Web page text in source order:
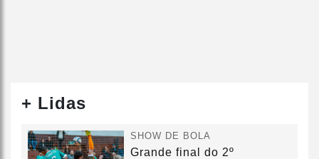
+ Lidas
SHOW DE BOLA
Grande final do 2º